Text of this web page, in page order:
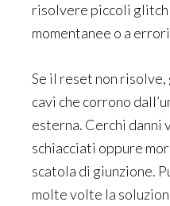
risolvere piccoli
momentanee o a
Se il reset non
cavi che corrono
esterna. Cerchi danni
schiacciati oppure
scatola di giunzione.
molte volte la